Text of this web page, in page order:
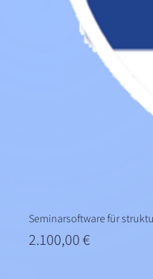
Seminarsoftware für
Preis
2.100,00 €